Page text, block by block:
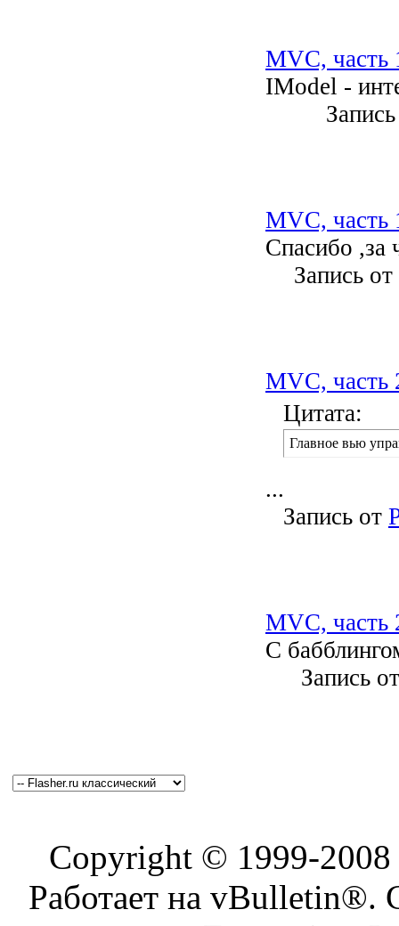
MVC, часть
IModel -
MVC, часть
Спасибо ,за
Запись от
MVC, часть
Цитата:
Главное вью
...
Запись от
MVC, часть
С
Запись
Copyright © 1999-2008
Работает на vBulletin®.